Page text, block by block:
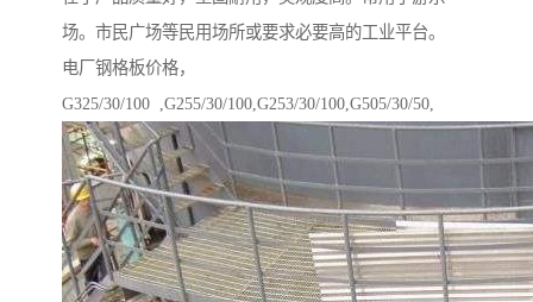
场。市民广场等民用场所或要求必要高的工业平台。
电厂钢格板价格，
G325/30/100 ,G255/30/100,G253/30/100,G505/30/50,